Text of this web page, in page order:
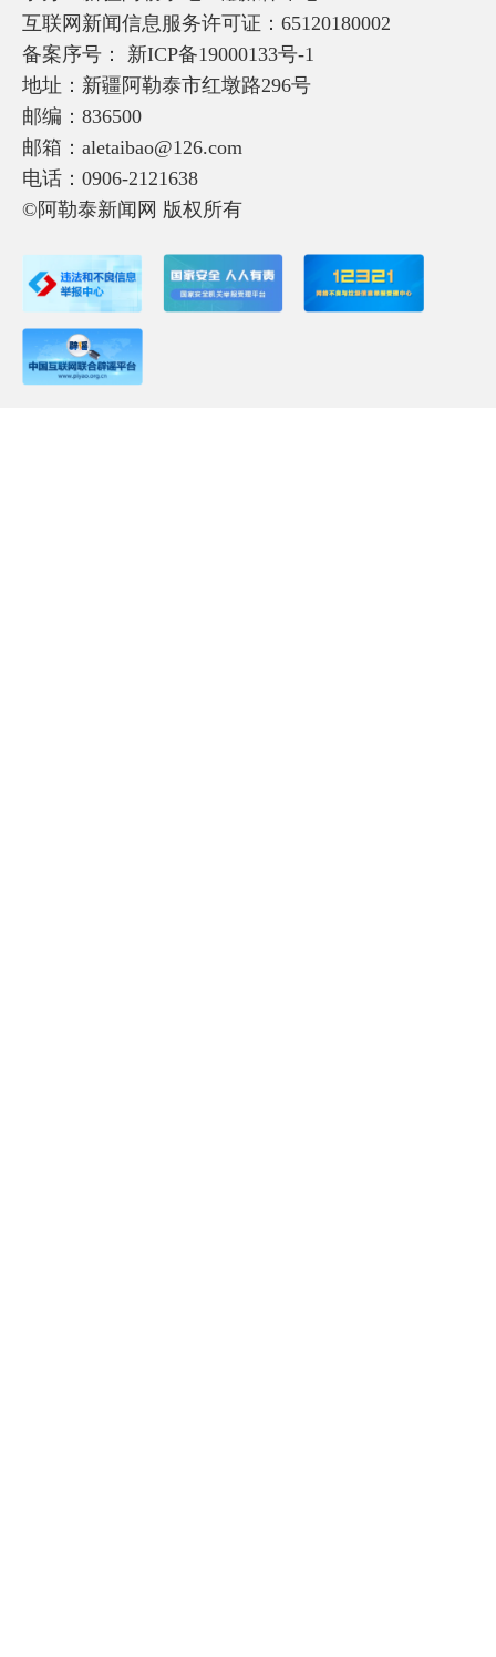
互联网新闻信息服务许可证：65120180002
备案序号： 新ICP备19000133号-1
地址：新疆阿勒泰市红墩路296号
邮编：836500
邮箱：aletaibao@126.com
电话：0906-2121638
©阿勒泰新闻网 版权所有